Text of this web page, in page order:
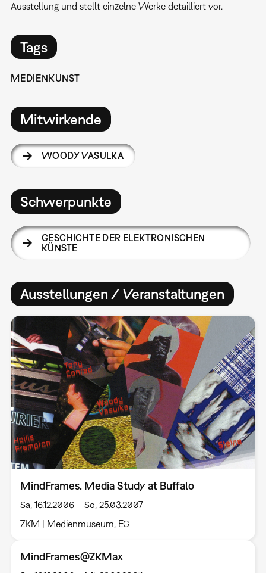
Ausstellung und stellt einzelne Werke detailliert vor.
Tags
MEDIENKUNST
Mitwirkende
WOODY VASULKA
Schwerpunkte
GESCHICHTE DER ELEKTRONISCHEN
KÜNSTE
Ausstellungen / Veranstaltungen
MindFrames. Media Study at Buffalo
Sa, 16.12.2006 – So, 25.03.2007
ZKM | Medienmuseum, EG
MindFrames@ZKMax